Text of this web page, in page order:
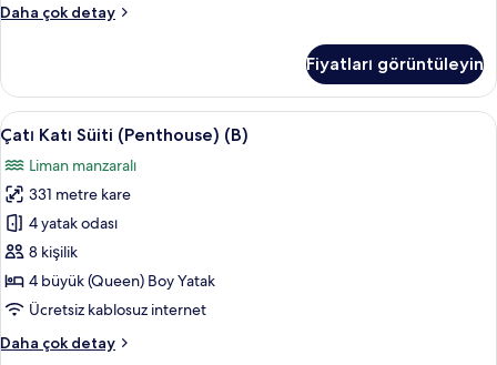
Daha çok detay
Çatı
(A)
hakkında
daha
fazla
detay
Fiyatları görüntüleyin
Çatı
Katı
Süiti
(Penthouse)
(B)
için
tüm
fotoğrafları
Ses yalıtımı, ücretsiz kablosuz
14
Çatı Katı Süiti (Penthouse) (B)
Liman manzaralı
331 metre kare
4 yatak odası
8 kişilik
4 büyük (Queen) Boy Yatak
Ücretsiz kablosuz internet
Daha çok detay
Çatı